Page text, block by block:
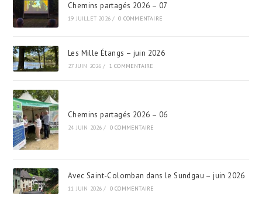
Chemins partagés 2026 – 07
19 JUILLET 2026 / 0 COMMENTAIRE
Les Mille Étangs – juin 2026
27 JUIN 2026 / 1 COMMENTAIRE
Chemins partagés 2026 – 06
24 JUIN 2026 / 0 COMMENTAIRE
Avec Saint-Colomban dans le Sundgau – juin 2026
11 JUIN 2026 / 0 COMMENTAIRE